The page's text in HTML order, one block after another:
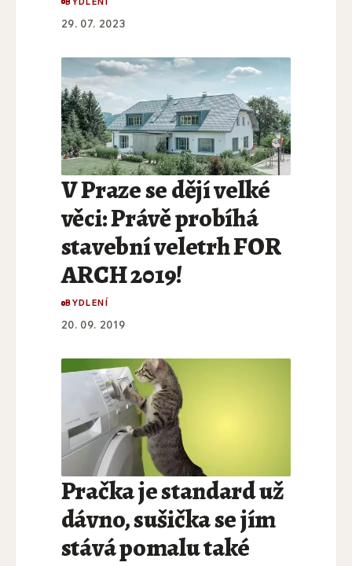
29. 07. 2023
V Praze se dějí velké
věci: Právě probíhá
stavební veletrh FOR
ARCH 2019!
BYDLENÍ
20. 09. 2019
Pračka je standard už
dávno, sušička se jím
stává pomalu také